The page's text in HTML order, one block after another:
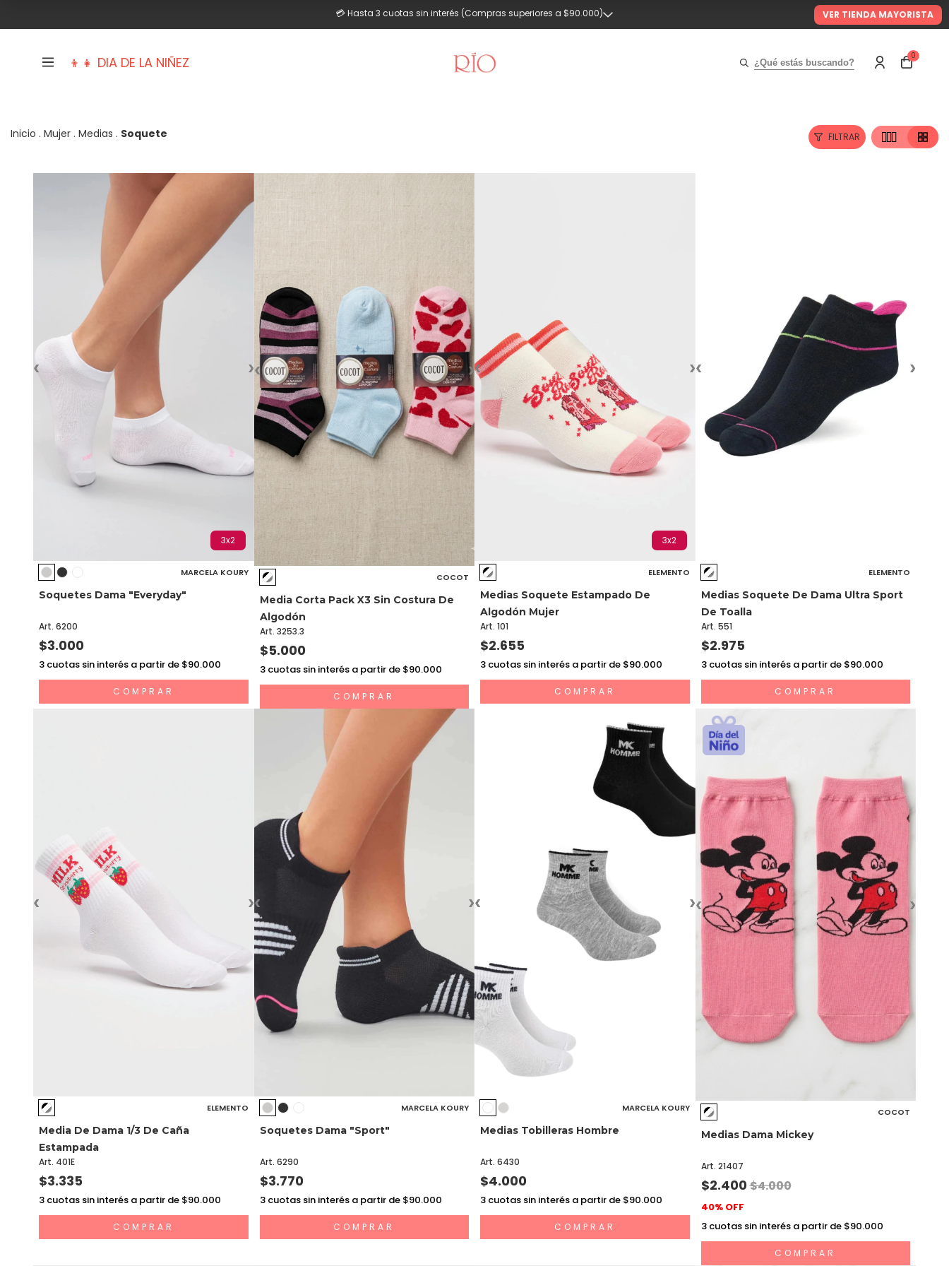
💳 Hasta 3 cuotas sin interés (Compras superiores a $90.000) VER TIENDA MAYORISTA
👦👧 DIA DE LA NIÑEZ
Trajes de baño
¿Qué estás buscando?
0
Inicio . Mujer . Medias . Soquete FILTRAR
3x2
‹ ›
MARCELA KOURY
Soquetes Dama "Everyday"
Art. 6200
$3.000
3 cuotas sin interés a partir de $90.000
COMPRAR
‹ ›
COCOT
Media Corta Pack X3 Sin Costura De
Algodón
Art. 3253.3
$5.000
3 cuotas sin interés a partir de $90.000
COMPRAR
3x2
‹ ›
ELEMENTO
Medias Soquete Estampado De
Algodón Mujer
Art. 101
$2.655
3 cuotas sin interés a partir de $90.000
COMPRAR
‹ ›
ELEMENTO
Medias Soquete De Dama Ultra Sport
De Toalla
Art. 551
$2.975
3 cuotas sin interés a partir de $90.000
COMPRAR
‹ ›
ELEMENTO
Media De Dama 1/3 De Caña
Estampada
Art. 401E
$3.335
3 cuotas sin interés a partir de $90.000
COMPRAR
‹ ›
MARCELA KOURY
Soquetes Dama "Sport"
Art. 6290
$3.770
3 cuotas sin interés a partir de $90.000
COMPRAR
‹ ›
MARCELA KOURY
Medias Tobilleras Hombre
Art. 6430
$4.000
3 cuotas sin interés a partir de $90.000
COMPRAR
‹ ›
COCOT
Medias Dama Mickey
Art. 21407
$2.400$4.000
40% OFF
3 cuotas sin interés a partir de $90.000
COMPRAR